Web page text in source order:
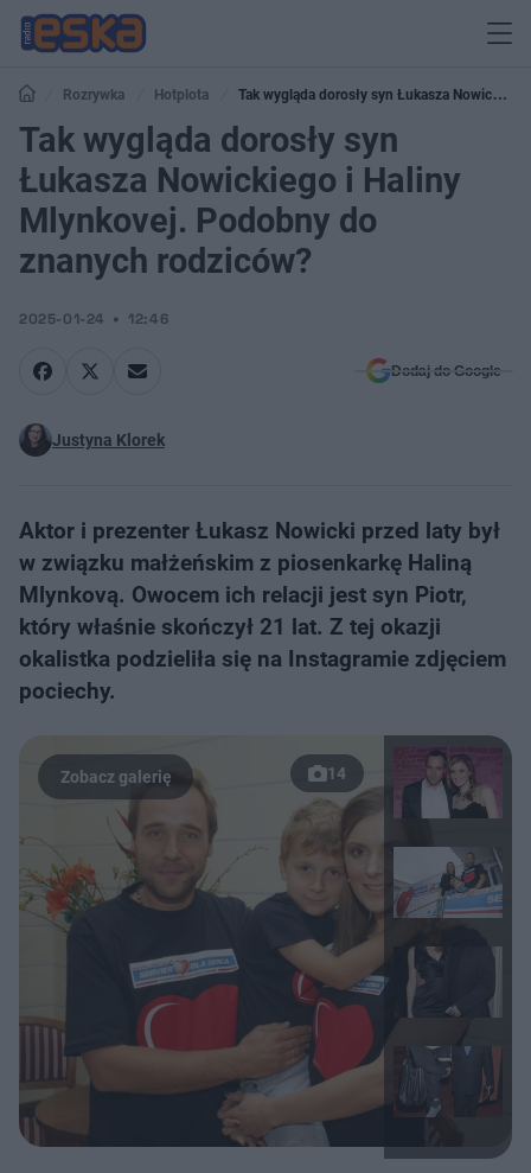
Rozrywka Hotplota
Tak wygląda dorosły syn Łukasza Nowickiego
i Haliny Mlynkovej. Podobny do znanych rodziców?
Tak wygląda dorosły syn
Łukasza Nowickiego i Haliny
Mlynkovej. Podobny do
znanych rodziców?
2025-01-24 12:46
Dodaj do Google
Justyna Klorek
Aktor i prezenter Łukasz Nowicki przed laty był
w związku małżeńskim z piosenkarkę Haliną
Mlynkovą. Owocem ich relacji jest syn Piotr,
który właśnie skończył 21 lat. Z tej okazji
okalistka podzieliła się na Instagramie zdjęciem
pociechy.
14